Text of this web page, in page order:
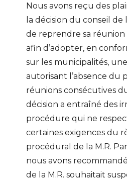
Nous avons reçu des
la décision du conseil de
de reprendre sa réunion
afin d’adopter, en
sur les municipalités,
autorisant l’absence du
réunions consécutives
décision a entraîné des
procédure qui ne
certaines exigences du
procédural de la M.R.
nous avons
de la M.R. souhaitait